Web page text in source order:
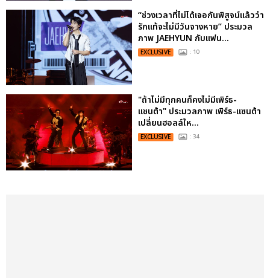
“ช่วงเวลาที่ไม่ได้เจอกันพิสูจน์แล้วว่า
รักแท้จะไม่มีวันจางหาย” ประมวล
ภาพ JAEHYUN กับแฟน...
EXCLUSIVE : 10
"ถ้าไม่มีทุกคนก็คงไม่มีเพิร์ธ-
แซนต้า" ประมวลภาพ เพิร์ธ-แซนต้า
เปลี่ยนฮอลล์ให...
EXCLUSIVE : 34